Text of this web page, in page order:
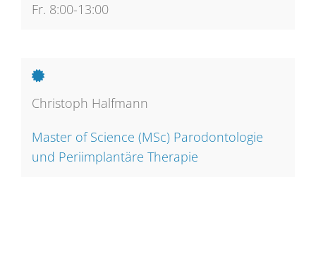
Fr. 8:00-13:00
Christoph Halfmann
Master of Science (MSc) Parodontologie
und Periimplantäre Therapie